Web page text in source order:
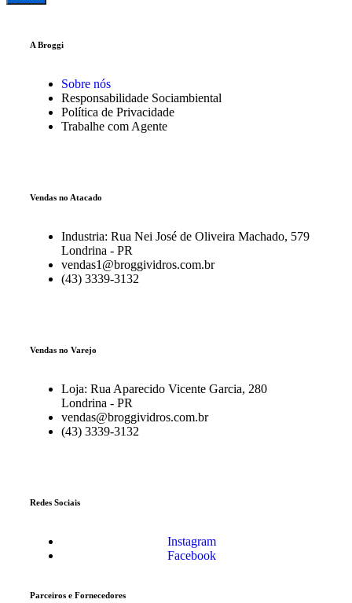
A Broggi
Sobre nós
Responsabilidade Sociambiental
Política de Privacidade
Trabalhe com Agente
Vendas no Atacado
Industria: Rua Nei José de Oliveira Machado, 579
Londrina - PR
vendas1@broggividros.com.br
(43) 3339-3132
Vendas no Varejo
Loja: Rua Aparecido Vicente Garcia, 280
Londrina - PR
vendas@broggividros.com.br
(43) 3339-3132
Redes Sociais
Instagram
Facebook
Parceiros e Fornecedores